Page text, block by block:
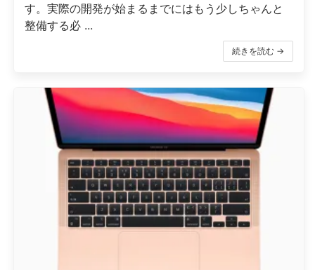
す。実際の開発が始まるまでにはもう少しちゃんと
整備する必 ...
続きを読む →